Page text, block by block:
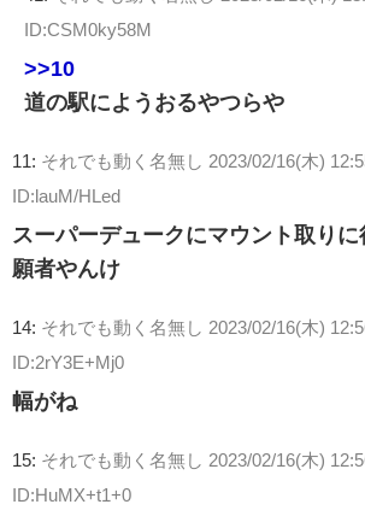
ID:CSM0ky58M
>>10
道の駅にようおるやつらや
11: それでも動く名無し
2023/02/16(木)
ID:lauM/HLed
スーパーデュークにマウント取り
願者やんけ
14: それでも動く名無し
2023/02/16(木)
ID:2rY3E+Mj0
幅がね
15: それでも動く名無し
2023/02/16(木)
ID:HuMX+t1+0